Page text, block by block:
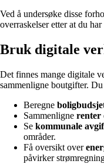
Ved å undersøke disse
overraskelser etter at du
Bruk digitale
Det finnes mange digitale
sammenligne boutgifter.
Beregne
Sammenligne renter
Se kommunale
områder.
Få oversikt over
påvirker